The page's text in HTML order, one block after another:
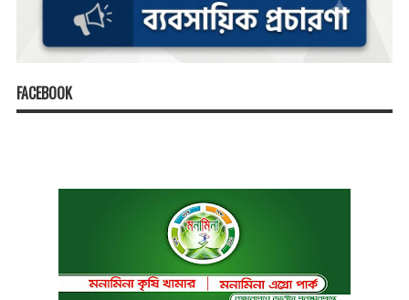
FACEBOOK